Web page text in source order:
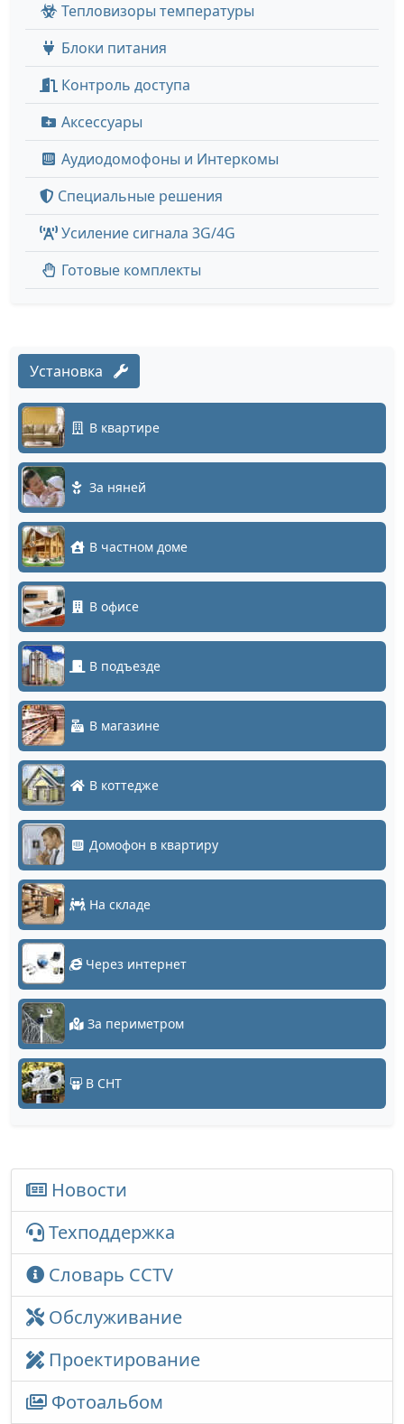
Тепловизоры температуры
Блоки питания
Контроль доступа
Аксессуары
Аудиодомофоны и Интеркомы
Специальные решения
Усиление сигнала 3G/4G
Готовые комплекты
Установка
В квартире
За няней
В частном доме
В офисе
В подъезде
В магазине
В коттедже
Домофон в квартиру
На складе
Через интернет
За периметром
В СНТ
Новости
Техподдержка
Словарь CCTV
Обслуживание
Проектирование
Фотоальбом